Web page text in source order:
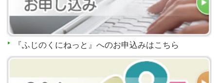
『ふじのくにねっと』へのお申込みはこちら